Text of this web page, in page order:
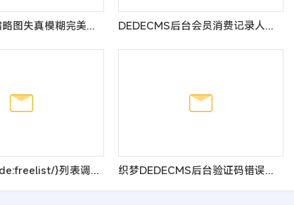
织梦教程：缩略图失真模糊完美解决方法 DEDECMS后台会员消费记录人性化时间显示不准的解决方法
织梦标签{dede:freelist/}列表调用增加排序方式的代码 织梦DEDECMS后台验证码错误不能正常验证的3种可能原因和解决方法